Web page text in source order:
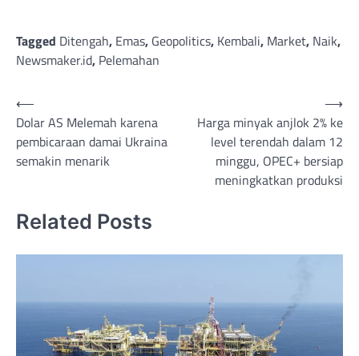
Tagged Ditengah, Emas, Geopolitics, Kembali, Market, Naik,
Newsmaker.id, Pelemahan
Post
navigation
⟵
Dolar AS Melemah karena
pembicaraan damai Ukraina
semakin menarik
Harga minyak anjlok 2% ke
level terendah dalam 12
minggu, OPEC+ bersiap
meningkatkan produksi
⟶
Related Posts